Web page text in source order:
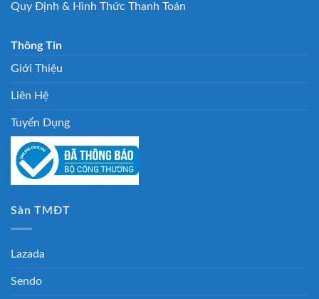
Quy Định & Hình Thức Thanh Toán
Thông Tin
Giới Thiệu
Liên Hệ
Tuyển Dụng
Sàn TMĐT
Lazada
Sendo